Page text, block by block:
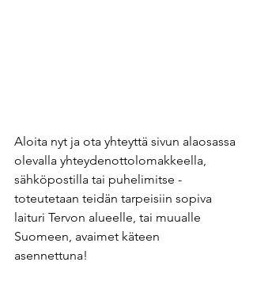
Aloita nyt ja ota yhteyttä sivun alaosassa
olevalla yhteydenottolomakkeella,
sähköpostilla tai puhelimitse -
toteutetaan teidän tarpeisiin sopiva
laituri Tervon alueelle, tai muualle
Suomeen, avaimet käteen
asennettuna!